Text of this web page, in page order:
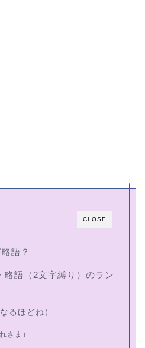
CLOSE
語？
略語（2文字縛り）のラン
るほどね）
さま）